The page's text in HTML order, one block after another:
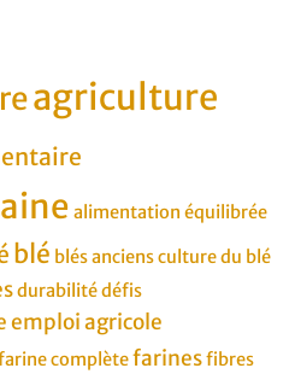
agriculture
alimentation équilibrée
blé blés anciensculture du blé
durabilitédéfis
emploi agricole
complètefarinesfibres